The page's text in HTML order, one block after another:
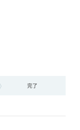
完了